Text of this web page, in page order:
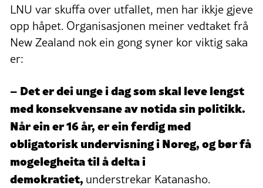
LNU var skuffa over utfallet, men har ikkje gjeve
opp håpet. Organisasjonen meiner vedtaket frå
New Zealand nok ein gong syner kor viktig saka
er:
– Det er dei unge i dag som skal leve lengst
med konsekvensane av notida sin politikk.
Når ein er 16 år, er ein ferdig med
obligatorisk undervisning i Noreg, og bør få
mogelegheita til å delta i
demokratiet, understrekar Katanasho.